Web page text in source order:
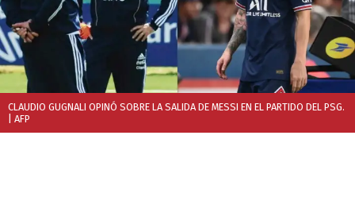
CLAUDIO GUGNALI OPINÓ SOBRE LA SALIDA DE MESSI EN EL PARTIDO DEL PSG.
| AFP